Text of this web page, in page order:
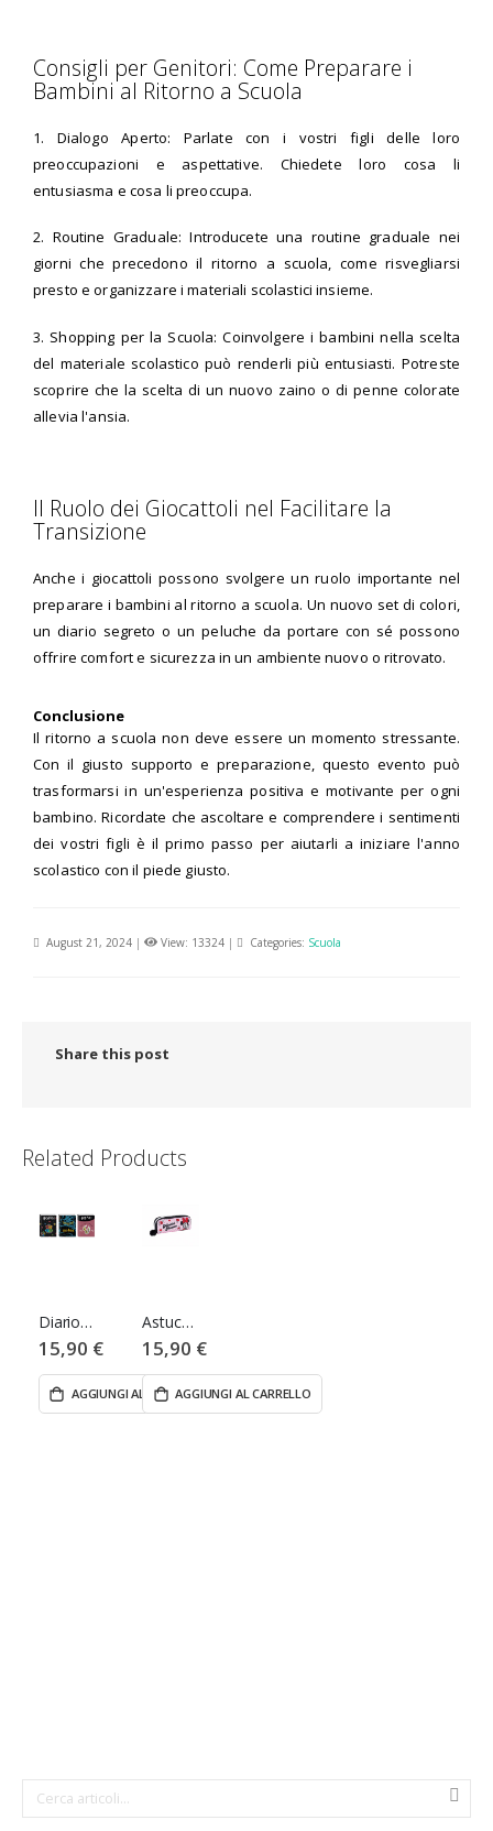
Consigli per Genitori: Come Preparare i
Bambini al Ritorno a Scuola
1. Dialogo Aperto: Parlate con i vostri figli delle loro
preoccupazioni e aspettative. Chiedete loro cosa li
entusiasma e cosa li preoccupa.
2. Routine Graduale: Introducete una routine graduale nei
giorni che precedono il ritorno a scuola, come risvegliarsi
presto e organizzare i materiali scolastici insieme.
3. Shopping per la Scuola: Coinvolgere i bambini nella scelta
del materiale scolastico può renderli più entusiasti. Potreste
scoprire che la scelta di un nuovo zaino o di penne colorate
allevia l'ansia.
Il Ruolo dei Giocattoli nel Facilitare la
Transizione
Anche i giocattoli possono svolgere un ruolo importante nel
preparare i bambini al ritorno a scuola. Un nuovo set di colori,
un diario segreto o un peluche da portare con sé possono
offrire comfort e sicurezza in un ambiente nuovo o ritrovato.
Conclusione
Il ritorno a scuola non deve essere un momento stressante.
Con il giusto supporto e preparazione, questo evento può
trasformarsi in un'esperienza positiva e motivante per ogni
bambino. Ricordate che ascoltare e comprendere i sentimenti
dei vostri figli è il primo passo per aiutarli a iniziare l'anno
scolastico con il piede giusto.
August 21, 2024 | View: 13324 | Categories: Scuola
Share this post
Related Products
Diario 10 mesi Harry Potter - Seven
15,90 €
AGGIUNGI AL CARRELLO
Astuccio bustina scuola Minnie
15,90 €
AGGIUNGI AL CARRELLO